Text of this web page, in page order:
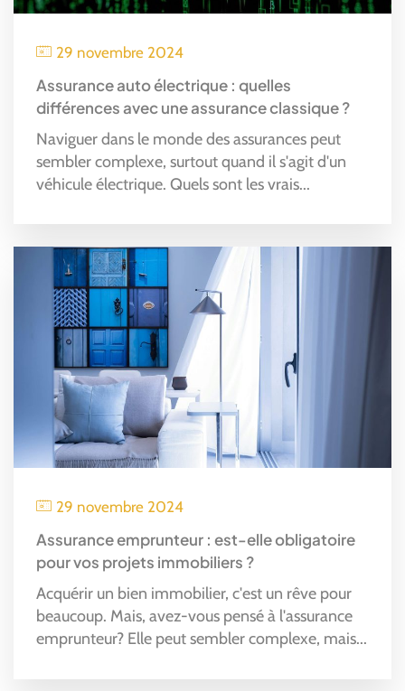
29 novembre 2024
Assurance auto électrique : quelles
différences avec une assurance classique ?
Naviguer dans le monde des assurances peut
sembler complexe, surtout quand il s'agit d'un
véhicule électrique. Quels sont les vrais...
29 novembre 2024
Assurance emprunteur : est-elle obligatoire
pour vos projets immobiliers ?
Acquérir un bien immobilier, c'est un rêve pour
beaucoup. Mais, avez-vous pensé à l'assurance
emprunteur? Elle peut sembler complexe, mais...